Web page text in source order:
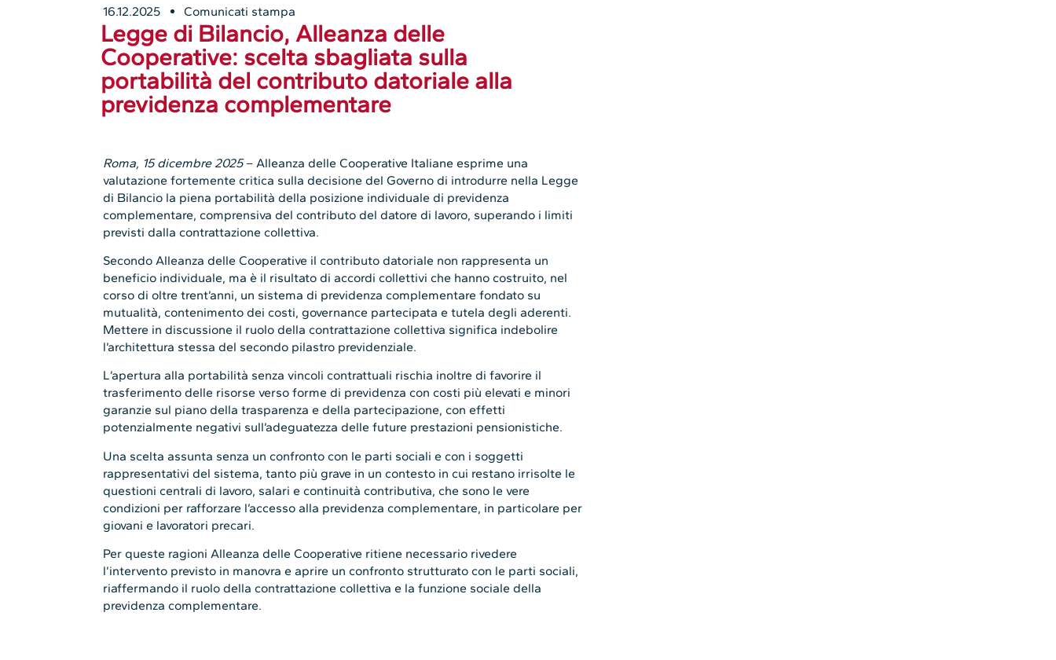
16.12.2025 Comunicati stampa
Legge di Bilancio, Alleanza delle
Cooperative: scelta sbagliata sulla
portabilità del contributo datoriale alla
previdenza complementare
Roma, 15 dicembre 2025– Alleanza delle Cooperative Italiane esprime una
valutazione fortemente critica sulla decisione del Governo di introdurre nella Legge
di Bilancio la piena portabilità della posizione individuale di previdenza
complementare, comprensiva del contributo del datore di lavoro, superando i limiti
previsti dalla contrattazione collettiva.
Secondo Alleanza delle Cooperative il contributo datoriale non rappresenta un
beneficio individuale, ma è il risultato di accordi collettivi che hanno costruito, nel
corso di oltre trent’anni, un sistema di previdenza complementare fondato su
mutualità, contenimento dei costi, governance partecipata e tutela degli aderenti.
Mettere in discussione il ruolo della contrattazione collettiva significa indebolire
l’architettura stessa del secondo pilastro previdenziale.
L’apertura alla portabilità senza vincoli contrattuali rischia inoltre di favorire il
trasferimento delle risorse verso forme di previdenza con costi più elevati e minori
garanzie sul piano della trasparenza e della partecipazione, con effetti
potenzialmente negativi sull’adeguatezza delle future prestazioni pensionistiche.
Una scelta assunta senza un confronto con le parti sociali e con i soggetti
rappresentativi del sistema, tanto più grave in un contesto in cui restano irrisolte le
questioni centrali di lavoro, salari e continuità contributiva, che sono le vere
condizioni per rafforzare l’accesso alla previdenza complementare, in particolare per
giovani e lavoratori precari.
Per queste ragioni Alleanza delle Cooperative ritiene necessario rivedere
l’intervento previsto in manovra e aprire un confronto strutturato con le parti sociali,
riaffermando il ruolo della contrattazione collettiva e la funzione sociale della
previdenza complementare.